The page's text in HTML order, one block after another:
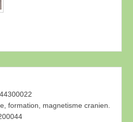
formation, magnetisme cranien.